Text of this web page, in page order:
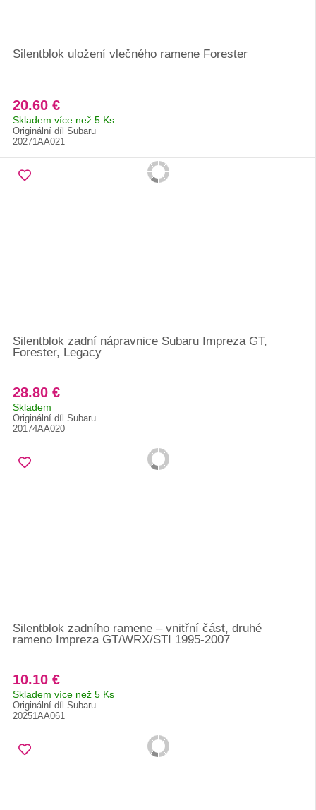
Silentblok uložení vlečného ramene Forester
20.60 €
Skladem více než 5 Ks
Originální díl Subaru
20271AA021
Silentblok zadní nápravnice Subaru Impreza GT,
Forester, Legacy
28.80 €
Skladem
Originální díl Subaru
20174AA020
Silentblok zadního ramene – vnitřní část, druhé
rameno Impreza GT/WRX/STI 1995-2007
10.10 €
Skladem více než 5 Ks
Originální díl Subaru
20251AA061